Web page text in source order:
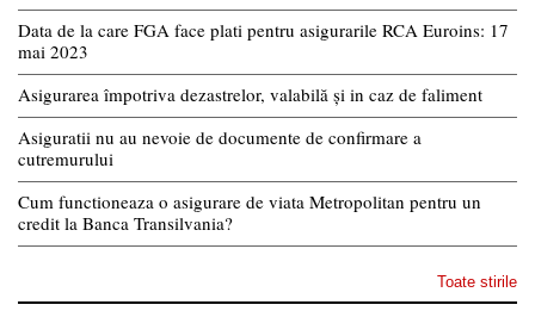
Data de la care FGA face plati pentru asigurarile RCA Euroins: 17
mai 2023
Asigurarea împotriva dezastrelor, valabilă și in caz de faliment
Asiguratii nu au nevoie de documente de confirmare a
cutremurului
Cum functioneaza o asigurare de viata Metropolitan pentru un
credit la Banca Transilvania?
Toate stirile